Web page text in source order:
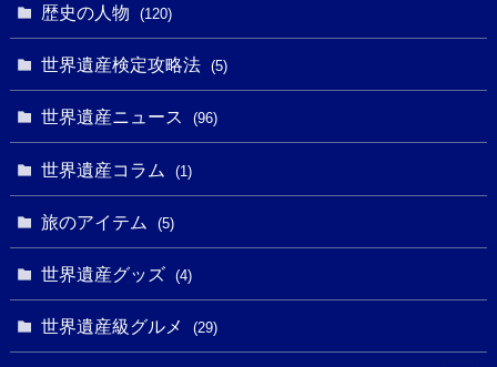
(5)
(18)
(4)
(2)
(1)
(1)
(27)
(10)(9)
(3)
(5)
歴史の人物 (120)
世界遺産検定攻略法 (5)
世界遺産ニュース (96)
世界遺産コラム (1)
旅のアイテム (5)
世界遺産グッズ (4)
世界遺産級グルメ (29)